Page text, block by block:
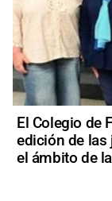
El Colegio de
edición de las
el ámbito de